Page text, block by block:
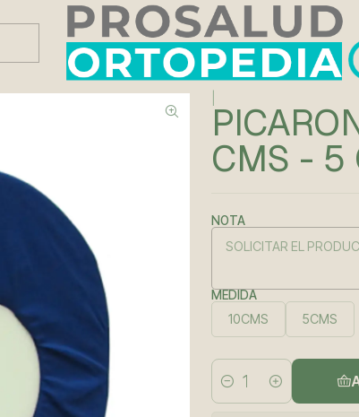
Este es el texto del slide
- 5 CMS
CMS - 5
NOTA
MEDIDA
10CMS 5CMS
Cantidad